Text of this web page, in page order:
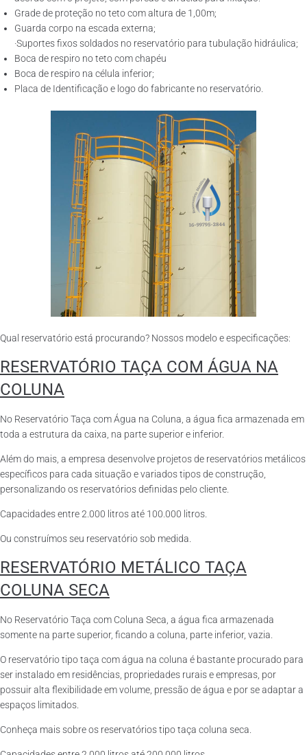
Grade de proteção no teto com altura de 1,00m;
Guarda corpo na escada externa;
·Suportes fixos soldados no reservatório para tubulação hidráulica;
Boca de respiro no teto com chapéu
Boca de respiro na célula inferior;
Placa de Identificação e logo do fabricante no reservatório.
Qual reservatório está procurando? Nossos modelo e especificações:
RESERVATÓRIO TAÇA COM ÁGUA NA
COLUNA
No Reservatório Taça com Água na Coluna, a água fica armazenada em
toda a estrutura da caixa, na parte superior e inferior.
Além do mais, a empresa desenvolve projetos de reservatórios metálicos
específicos para cada situação e variados tipos de construção,
personalizando os reservatórios definidas pelo cliente.
Capacidades entre 2.000 litros até 100.000 litros.
Ou construímos seu reservatório sob medida.
RESERVATÓRIO METÁLICO TAÇA
COLUNA SECA
No Reservatório Taça com Coluna Seca, a água fica armazenada
somente na parte superior, ficando a coluna, parte inferior, vazia.
O reservatório tipo taça com água na coluna é bastante procurado para
ser instalado em residências, propriedades rurais e empresas, por
possuir alta flexibilidade em volume, pressão de água e por se adaptar a
espaços limitados.
Conheça mais sobre os reservatórios tipo taça coluna seca.